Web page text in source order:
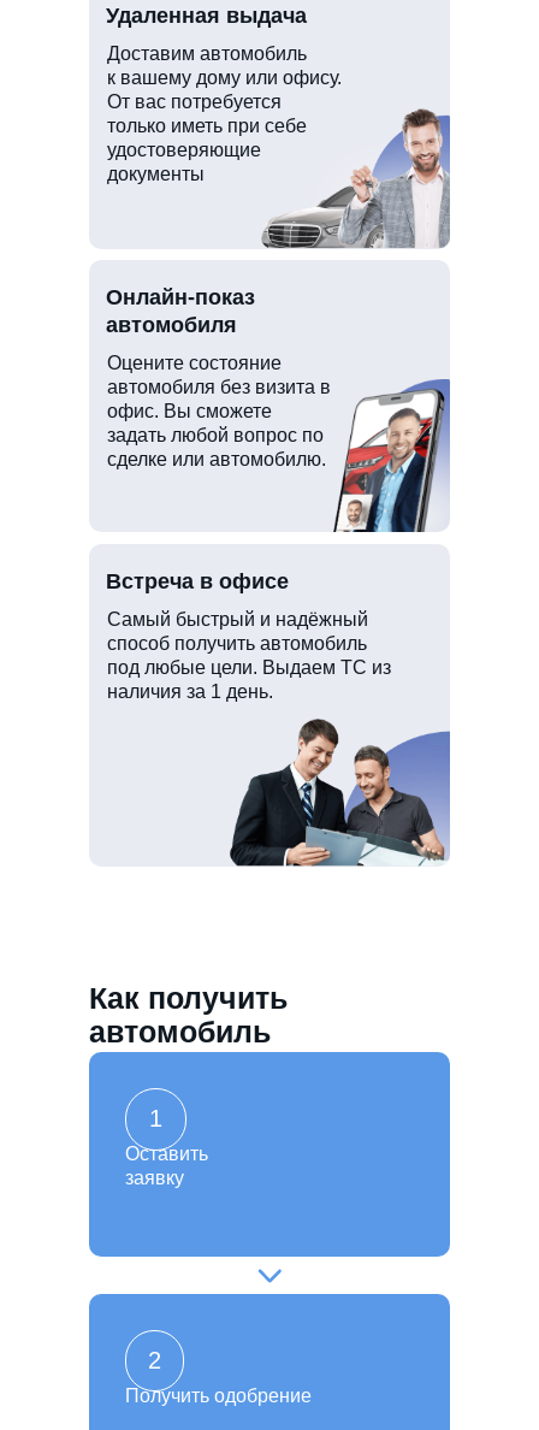
Доставим автомобиль
к вашему дому или офису.
От вас потребуется
только иметь при себе
удостоверяющие
документы
Оцените состояние
автомобиля без визита в
офис. Вы сможете
задать любой вопрос по
сделке или автомобилю.
Самый быстрый и надёжный
способ получить автомобиль
под любые цели. Выдаем ТС из
наличия за 1 день.
Удаленная выдача
Онлайн-показ
автомобиля
Встреча в офисе
Как получить
автомобиль
Получить одобрение
2
Оставить
заявку
1